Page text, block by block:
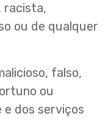
racista,
ou de qualquer
falso,
ou
e dos serviços